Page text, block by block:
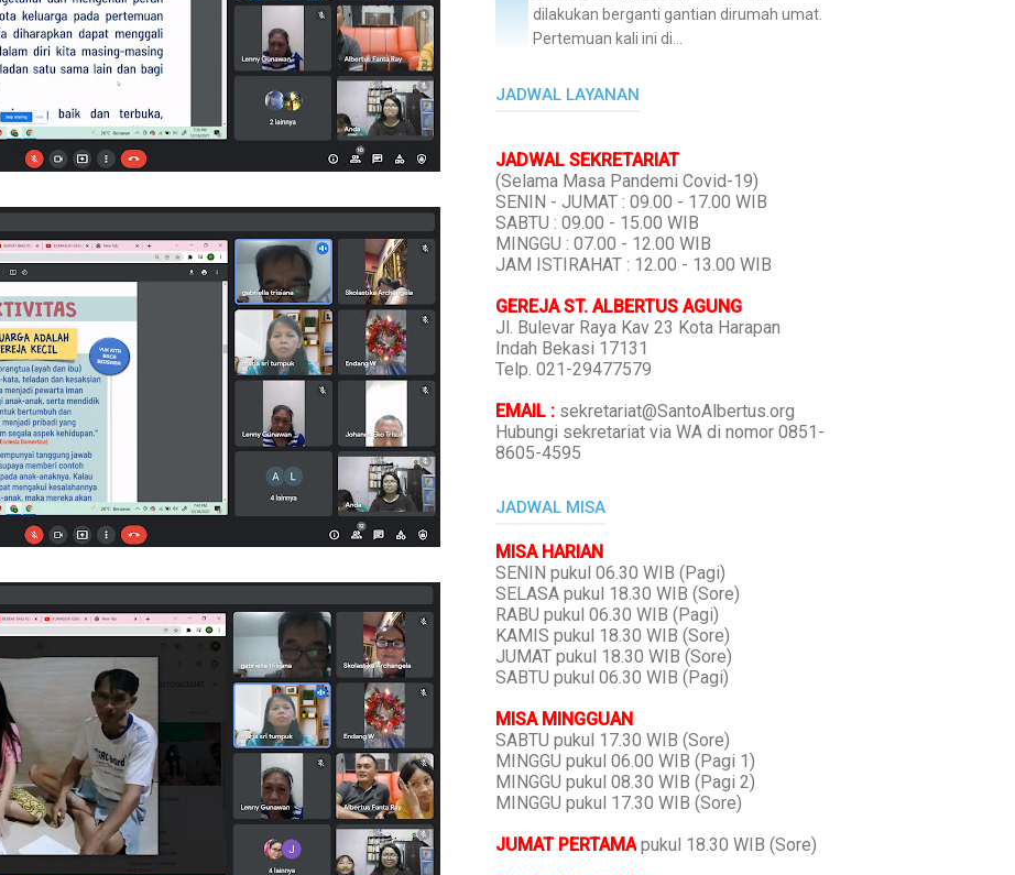
dilakukan berganti gantian dirumah umat.
Pertemuan kali ini di...
JADWAL LAYANAN
JADWAL SEKRETARIAT
(Selama Masa Pandemi Covid-19)
SENIN - JUMAT : 09.00 - 17.00 WIB
SABTU : 09.00 - 15.00 WIB
MINGGU : 07.00 - 12.00 WIB
JAM ISTIRAHAT : 12.00 - 13.00 WIB
GEREJA ST. ALBERTUS AGUNG
Jl. Bulevar Raya Kav 23 Kota Harapan
Indah Bekasi 17131
Telp. 021-29477579
EMAIL : sekretariat@SantoAlbertus.org
Hubungi sekretariat via WA di nomor 0851-
8605-4595
JADWAL MISA
MISA HARIAN
SENIN pukul 06.30 WIB (Pagi)
SELASA pukul 18.30 WIB (Sore)
RABU pukul 06.30 WIB (Pagi)
KAMIS pukul 18.30 WIB (Sore)
JUMAT pukul 18.30 WIB (Sore)
SABTU pukul 06.30 WIB (Pagi)
MISA MINGGUAN
SABTU pukul 17.30 WIB (Sore)
MINGGU pukul 06.00 WIB (Pagi 1)
MINGGU pukul 08.30 WIB (Pagi 2)
MINGGU pukul 17.30 WIB (Sore)
JUMAT PERTAMA pukul 18.30 WIB (Sore)